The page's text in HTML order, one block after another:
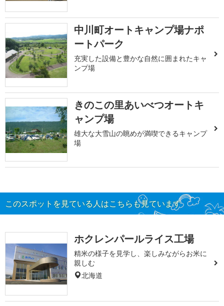
中川町オートキャンプ場ナポ
ートパーク
充実した設備と豊かな自然に囲まれたキャ
ンプ場
きのこの里あいべつオートキ
ャンプ場
雄大な大雪山の眺めが満喫できるキャンプ
場
このスポットを見ている人はこちらも見ています
ホクレンパールライス工場
精米の様子を見学し、楽しみながらお米に
親しむ
北海道